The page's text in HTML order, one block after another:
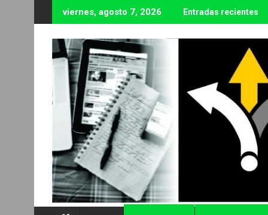
al
contenido
viernes, agosto 7, 2026 Entradas recientes